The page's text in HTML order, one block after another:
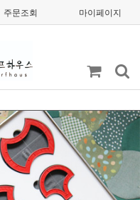
주문조회 마이페이지